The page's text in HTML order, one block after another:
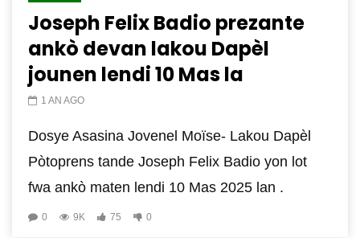
Joseph Felix Badio prezante
ankò devan lakou Dapèl
jounen lendi 10 Mas la
1 AN AGO
Dosye Asasina Jovenel Moïse- Lakou Dapèl
Pòtoprens tande Joseph Felix Badio yon lot
fwa ankò maten lendi 10 Mas 2025 lan .
0 9K 75 0